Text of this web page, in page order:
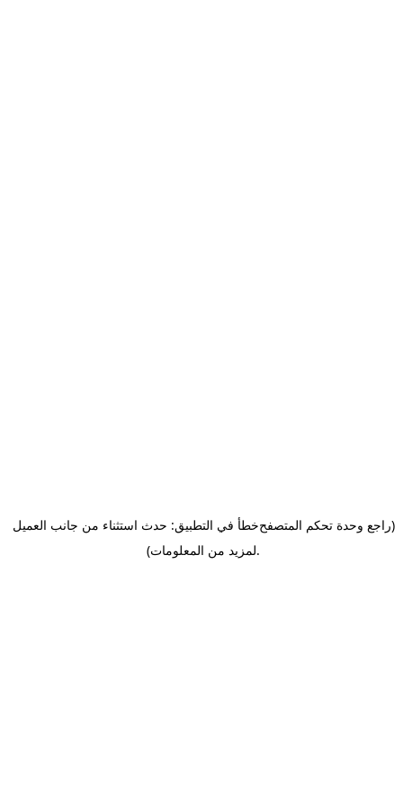
خطأ في التطبيق: حدث استثناء من جانب العميل(راجع وحدة تحكم المتصفح
لمزيد من المعلومات).